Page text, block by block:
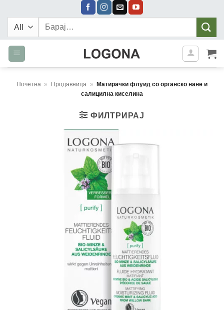
content
Барај:
Почетна » Продавница »
Матирачки флуид со органско нане и
салицилна киселина
ФИЛТРИРАЈ